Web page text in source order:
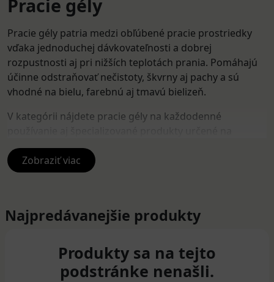
Pracie gély
Pracie gély patria medzi obľúbené pracie prostriedky
vďaka jednoduchej dávkovateľnosti a dobrej
rozpustnosti aj pri nižších teplotách prania. Pomáhajú
účinne odstraňovať nečistoty, škvrny aj pachy a sú
vhodné na bielu, farebnú aj tmavú bielizeň.
V kategórii nájdete pracie gély na každodenné
športové, funkčné alebo citlivé textílie.
Výhody pracích gélov
účinnosť aj pri nižších teplotách,
menej zvyškov v tkaninách oproti niektorým
Zobraziť viac
Najpredávanejšie produkty
Produkty sa na tejto
podstránke nenašli.